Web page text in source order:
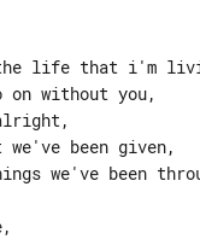
life that i'm
without you,
we've been given,
we've been